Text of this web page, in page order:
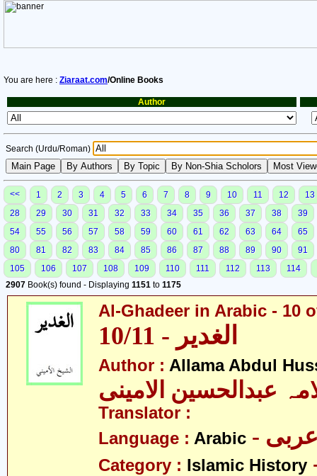
You are here : Ziaraat.com/Online Books
Author
Search (Urdu/Roman)
<< 1 2 3 4 5 6 7 8 9 10 11 12
13
28
29 30 31 32 33 34 35 36 37 38
39
54
55 56 57 58 59 60 61 62 63 64
65
80
81 82 83 84 85 86 87 88 89 90
91
105
106 107 108 109 110 111 112 113
114
2907 Book(s) found - Displaying 1151 to 1175
Al-Ghadeer in Arabic - 10
10/11 - الغدیر
Author : Allama Abdul
عبدالحسین الامینی
Translator :
Language : Arabic عربی
Category : Islamic History